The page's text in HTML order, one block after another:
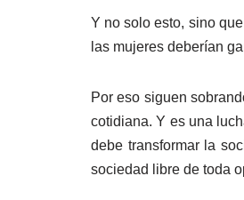
Y no solo esto, sino
las mujeres deberían
Por eso siguen
cotidiana. Y es una
debe transformar la
sociedad libre de toda